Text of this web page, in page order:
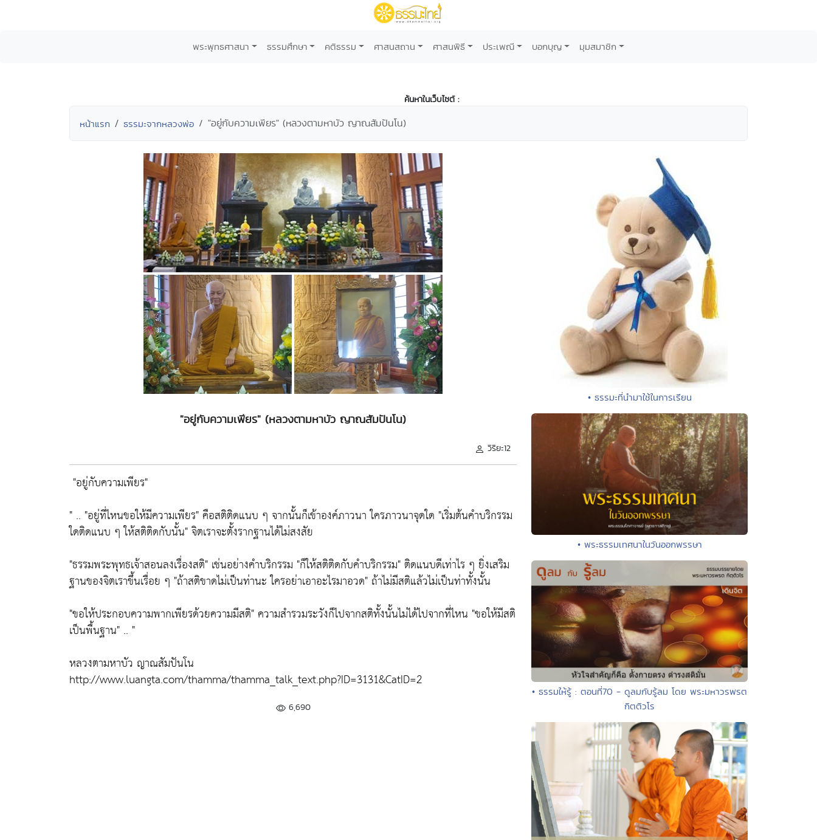
พระพุทธศาสนา ธรรมศึกษา คติธรรม ศาสนสถาน ศาสนพิธี ประเพณี บอกบุญ มุมสมาชิก
ค้นหาในเว็บไซต์ :
หน้าแรก ธรรมะจากหลวงพ่อ "อยู่กับความเพียร" (หลวงตามหาบัว ญาณสัมปันโน)
"อยู่กับความเพียร" (หลวงตามหาบัว ญาณสัมปันโน)
วิริยะ12
"อยู่กับความเพียร"
" .. "อยู่ที่ไหนขอให้มีความเพียร"คือสติติดแนบ ๆ จากนั้นก็เข้าองค์ภาวนา ใครภาวนาจุดใด "เริ่มต้นคำบริกรรม
ใดติดแนบ ๆ ให้สติติดกับนั้น"จิตเราจะตั้งรากฐานได้ไม่สงสัย
"ธรรมพระพุทธเจ้าสอนลงเรื่องสติ" เช่นอย่างคำบริกรรม "ก็ให้สติติดกับคำบริกรรม"ติดแนบดีเท่าไร ๆ ยิ่งเสริม
ฐานของจิตเราขึ้นเรื่อย ๆ "ถ้าสติขาดไม่เป็นท่านะ ใครอย่าเอาอะไรมาอวด"ถ้าไม่มีสติแล้วไม่เป็นท่าทั้งนั้น
"ขอให้ประกอบความพากเพียรด้วยความมีสติ"ความสำรวมระวังก็ไปจากสติทั้งนั้นไม่ได้ไปจากที่ไหน "ขอให้มีสติ
เป็นพื้นฐาน" .. "
หลวงตามหาบัว ญาณสัมปันโน
http://www.luangta.com/thamma/thamma_talk_text.php?ID=3131&CatID=2
6,690
• ธรรมะที่นำมาใช้ในการเรียน
• พระธรรมเทศนาในวันออกพรรษา
• ธรรมให้รู้ : ตอนที่70 - ดูลมกับรู้ลม โดย พระมหาวรพรต
กิตติวโร